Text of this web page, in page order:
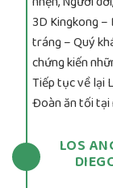
3D Kingkong
tráng – Quý
chứng kiến
Tiếp tục về lại
Đoàn ăn tối tại
LOS